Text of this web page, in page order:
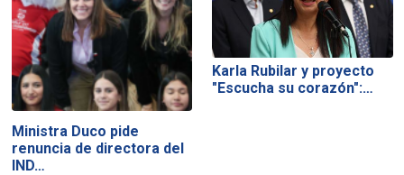
Ministra Duco pide
renuncia de directora del
IND…
Karla Rubilar y proyecto
"Escucha su corazón":…